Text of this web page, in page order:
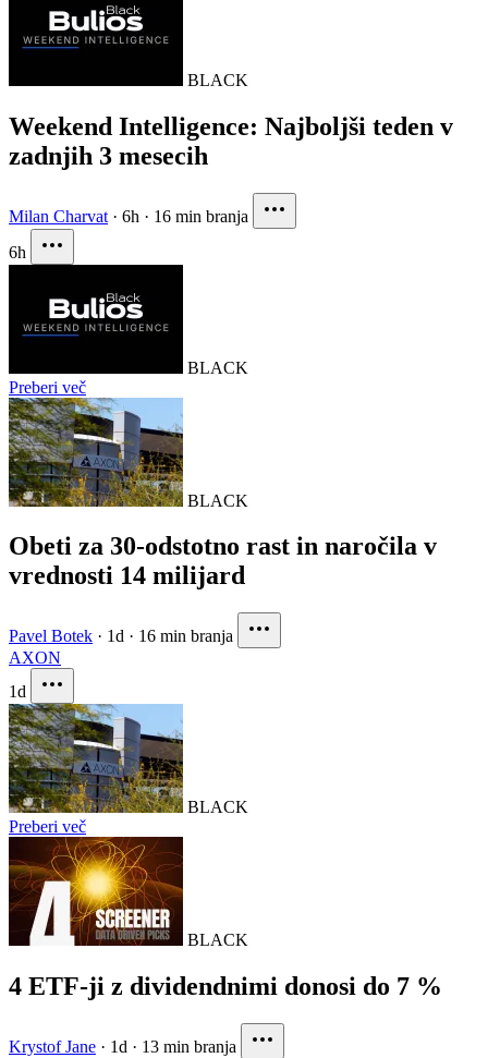
BLACK
Weekend Intelligence: Najboljši teden v
zadnjih 3 mesecih
Milan Charvat · 6h · 16 min branja
6h
BLACK
Preberi več
BLACK
Obeti za 30-odstotno rast in naročila v
vrednosti 14 milijard
Pavel Botek · 1d · 16 min branja
AXON
1d
BLACK
Preberi več
BLACK
4 ETF-ji z dividendnimi donosi do 7 %
Krystof Jane · 1d · 13 min branja